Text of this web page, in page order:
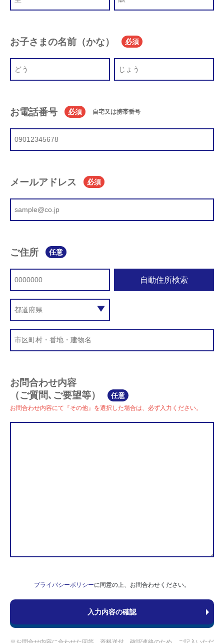
お子さまの名前（かな） 必須
お電話番号 必須 自宅又は携帯番号
メールアドレス 必須
ご住所 任意
自動住所検索
お問合わせ内容
（ご質問､ご要望等）
任意
お問合わせ内容にて『その他』を選択した場合は、必ず入力ください。
プライバシーポリシーに同意の上、お問合わせください。